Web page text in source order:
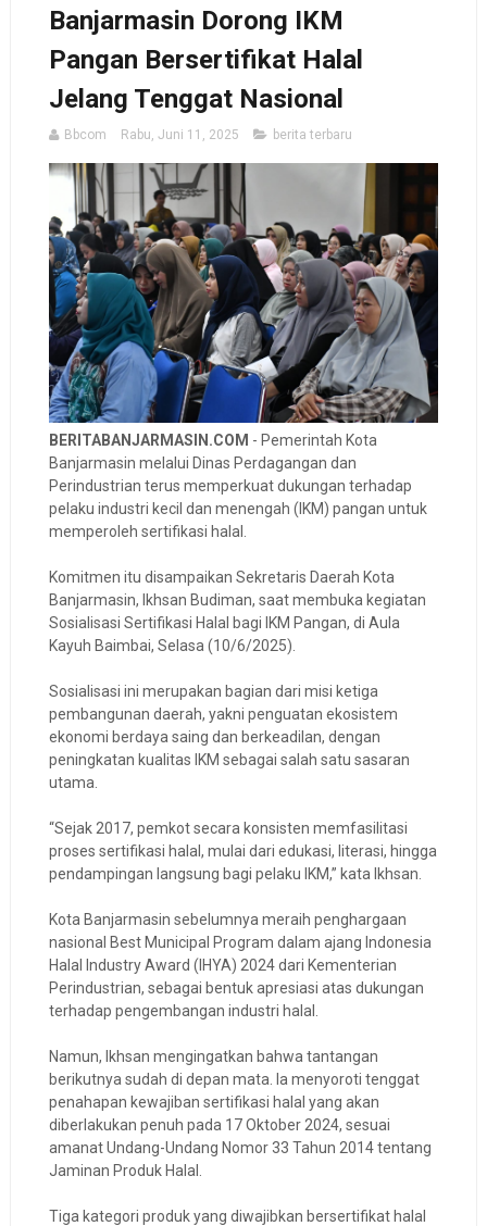
Banjarmasin Dorong IKM
Pangan Bersertifikat Halal
Jelang Tenggat Nasional
Bbcom Rabu, Juni 11, 2025 berita terbaru
BERITABANJARMASIN.COM - Pemerintah Kota
Banjarmasin melalui Dinas Perdagangan dan
Perindustrian terus memperkuat dukungan terhadap
pelaku industri kecil dan menengah (IKM) pangan untuk
memperoleh sertifikasi halal.
Komitmen itu disampaikan Sekretaris Daerah Kota
Banjarmasin, Ikhsan Budiman, saat membuka kegiatan
Sosialisasi Sertifikasi Halal bagi IKM Pangan, di Aula
Kayuh Baimbai, Selasa (10/6/2025).
Sosialisasi ini merupakan bagian dari misi ketiga
pembangunan daerah, yakni penguatan ekosistem
ekonomi berdaya saing dan berkeadilan, dengan
peningkatan kualitas IKM sebagai salah satu sasaran
utama.
“Sejak 2017, pemkot secara konsisten memfasilitasi
proses sertifikasi halal, mulai dari edukasi, literasi, hingga
pendampingan langsung bagi pelaku IKM,” kata Ikhsan.
Kota Banjarmasin sebelumnya meraih penghargaan
nasional Best Municipal Program dalam ajang Indonesia
Halal Industry Award (IHYA) 2024 dari Kementerian
Perindustrian, sebagai bentuk apresiasi atas dukungan
terhadap pengembangan industri halal.
Namun, Ikhsan mengingatkan bahwa tantangan
berikutnya sudah di depan mata. Ia menyoroti tenggat
penahapan kewajiban sertifikasi halal yang akan
diberlakukan penuh pada 17 Oktober 2024, sesuai
amanat Undang-Undang Nomor 33 Tahun 2014 tentang
Jaminan Produk Halal.
Tiga kategori produk yang diwajibkan bersertifikat halal